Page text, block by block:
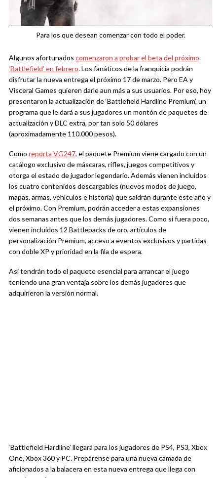
Para los que desean comenzar con todo el poder.
Algunos afortunados comenzaron a probar el beta del próximo
‘Battlefield’ en febrero. Los fanáticos de la franquicia podrán
disfrutar la nueva entrega el próximo 17 de marzo. Pero EA y
Visceral Games quieren darle aun más a sus usuarios. Por eso, hoy
presentaron la actualización de ‘Battlefield Hardline Premium’, un
programa que le dará a sus jugadores un montón de paquetes de
actualización y DLC extra, por tan solo 50 dólares
(aproximadamente 110.000 pesos).
Como reporta VG247, el paquete Premium viene cargado con un
catálogo exclusivo de máscaras, rifles, juegos competitivos y
otorga el estado de jugador legendario. Además vienen incluidos
los cuatro contenidos descargables (nuevos modos de juego,
mapas, armas, vehículos e historia) que saldrán durante este año y
el próximo. Con Premium, podrán acceder a estas expansiones
dos semanas antes que los demás jugadores. Como si fuera poco,
vienen incluidos 12 Battlepacks de oro, artículos de
personalización Premium, acceso a eventos exclusivos y partidas
con doble XP y prioridad en la fila de espera.
Así tendrán todo el paquete esencial para arrancar el juego
teniendo una gran ventaja sobre los demás jugadores que
adquirieron la versión normal.
‘Battlefield Hardline’ llegará para los jugadores de PS4, PS3, Xbox
One, Xbox 360 y PC. Prepárense para una nueva camada de
aficionados a la balacera en esta nueva entrega que llega con